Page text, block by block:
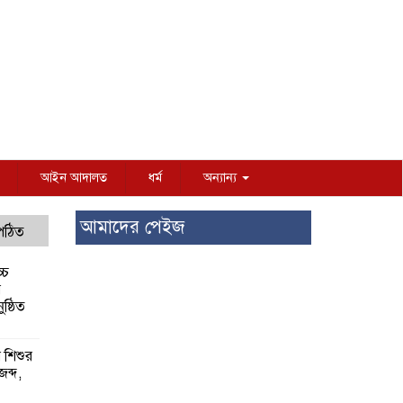
আইন আদালত ধর্ম অন্যান্য
শিশুর
আমাদের পেইজ